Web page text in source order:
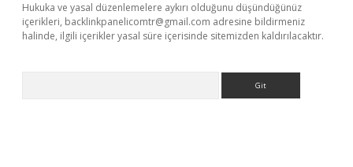
Hukuka ve yasal düzenlemelere aykırı olduğunu düşündüğünüz
içerikleri, backlinkpanelicomtr@gmail.com adresine bildirmeniz
halinde, ilgili içerikler yasal süre içerisinde sitemizden kaldırılacaktır.